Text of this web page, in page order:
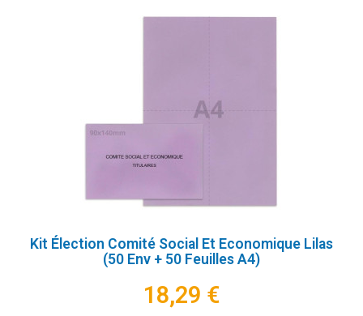
Kit Élection Comité Social Et Economique Lilas
(50 Env + 50 Feuilles A4)
18,29 €